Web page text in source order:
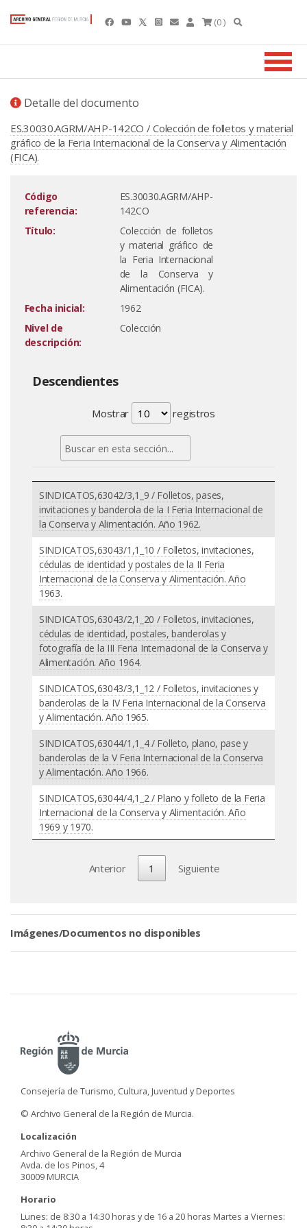
(0 )
Detalle del documento
ES.30030.AGRM/AHP-142CO / Colección de folletos y material
gráfico de la Feria Internacional de la Conserva y Alimentación
(FICA).
Código
referencia:
ES.30030.AGRM/AHP-
142CO
Título:
Colección de folletos
y material gráfico de
la Feria Internacional
de la Conserva y
Alimentación (FICA).
Fecha inicial:
1962
Nivel de
descripción:
Colección
Descendientes
Mostrar registros
SINDICATOS,63042/3,1_9 / Folletos, pases,
invitaciones y banderola de la I Feria Internacional de
la Conserva y Alimentación. Año 1962.
SINDICATOS,63043/1,1_10 / Folletos, invitaciones,
cédulas de identidad y postales de la II Feria
Internacional de la Conserva y Alimentación. Año
1963.
SINDICATOS,63043/2,1_20 / Folletos, invitaciones,
cédulas de identidad, postales, banderolas y
fotografía de la III Feria Internacional de la Conserva y
Alimentación. Año 1964.
SINDICATOS,63043/3,1_12 / Folletos, invitaciones y
banderolas de la IV Feria Internacional de la Conserva
y Alimentación. Año 1965.
SINDICATOS,63044/1,1_4 / Folleto, plano, pase y
banderolas de la V Feria Internacional de la Conserva
y Alimentación. Año 1966.
SINDICATOS,63044/4,1_2 / Plano y folleto de la Feria
Internacional de la Conserva y Alimentación. Año
1969 y 1970.
Anterior 1 Siguiente
Imágenes/Documentos no disponibles
Consejería de Turismo, Cultura, Juventud y Deportes
© Archivo General de la Región de Murcia.
Localización
Archivo General de la Región de Murcia
Avda. de los Pinos, 4
30009 MURCIA
Horario
Lunes: de 8:30 a 14:30 horas y de 16 a 20 horas Martes a Viernes: